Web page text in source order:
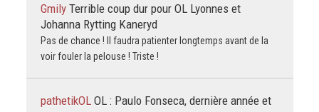
Gmily Terrible coup dur pour OL Lyonnes et
Johanna Rytting Kaneryd
Pas de chance ! Il faudra patienter longtemps avant de la
voir fouler la pelouse ! Triste !
pathetikOL OL : Paulo Fonseca, dernière année et